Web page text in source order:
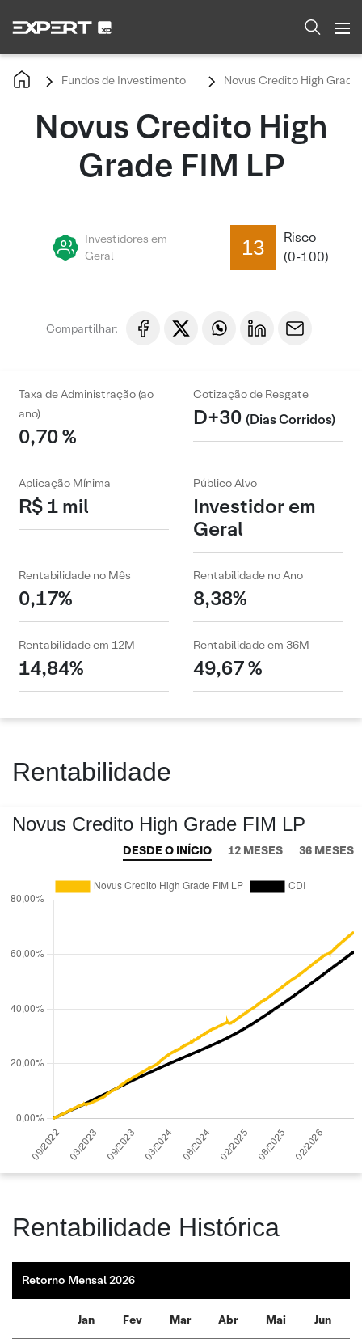
Fundos de Investimento Novus Credito High Grade
Novus Credito High
Grade FIM LP
Investidores em
Geral
13
Risco
(0-100)
Compartilhar:
Taxa de Administração (ao
ano)
0,70 %
Cotização de Resgate
D+30 (Dias Corridos)
Aplicação Mínima
R$ 1 mil
Público Alvo
Investidor em
Geral
Rentabilidade no Mês
0,17%
Rentabilidade no Ano
8,38%
Rentabilidade em 12M
14,84%
Rentabilidade em 36M
49,67 %
Rentabilidade
Novus Credito High Grade FIM LP
DESDE O INÍCIO 12 MESES 36 MESES
Rentabilidade Histórica
Retorno Mensal 2026
Jan Fev Mar Abr Mai Jun